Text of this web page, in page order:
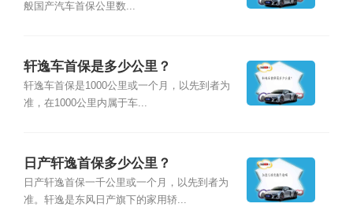
般国产汽车首保公里数...
轩逸车首保是多少公里？
轩逸车首保是1000公里或一个月，以先到者为
准，在1000公里内属于车...
日产轩逸首保多少公里？
日产轩逸首保一千公里或一个月，以先到者为
准。轩逸是东风日产旗下的家用轿...